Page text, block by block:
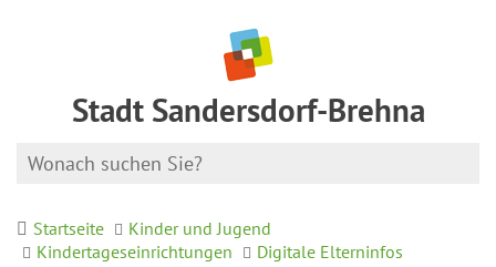
Stadt Sandersdorf-Brehna
Startseite
Kinder und Jugend
Kindertageseinrichtungen
Digitale Elterninfos